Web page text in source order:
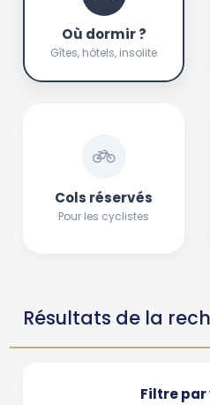
Où dormir ?
Gîtes, hôtels, insolite
Cols réservés
Pour les cyclistes
Résultats de la
Filtre